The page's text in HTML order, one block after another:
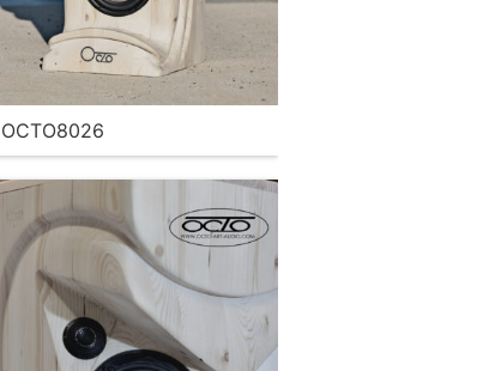
OCTO8026